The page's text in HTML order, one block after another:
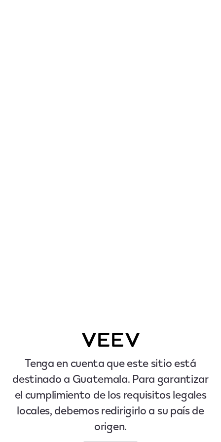
Tenga en cuenta que este sitio está
destinado a Guatemala. Para garantizar
el cumplimiento de los requisitos legales
locales, debemos redirigirlo a su país de
origen.